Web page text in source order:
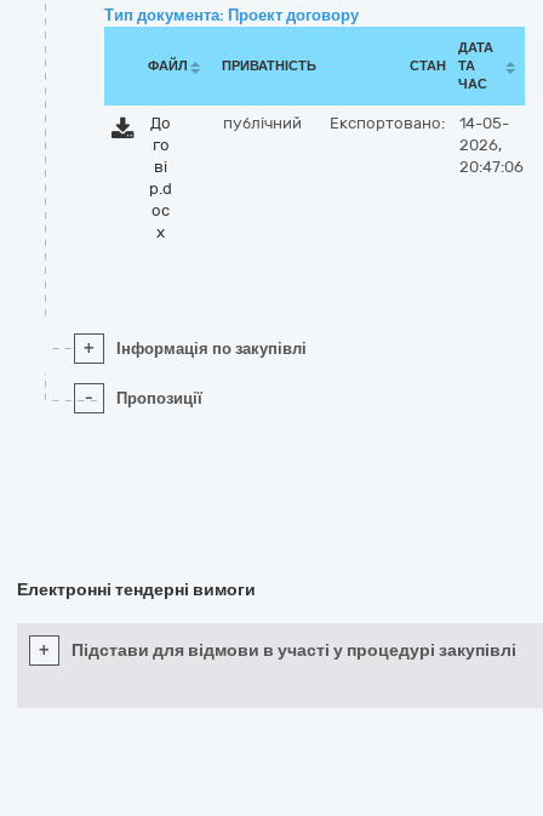
Тип документа: Проект договору
ФАЙЛ ПРИВАТНІСТЬ СТАН
ДАТА
ТА
ЧАС
До
го
ві
р.d
oc
x
публічний Експортовано:
14-05-
2026,
20:47:06
+ Інформація по закупівлі
- Пропозиції
Електронні тендерні вимоги
+ Підстави для відмови в участі у процедурі закупівлі